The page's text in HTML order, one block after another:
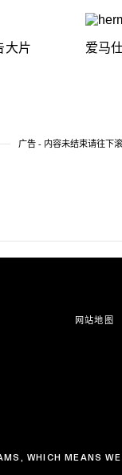
大片 爱马
广告 - 内容未结束请往下
网站地图
WHICH MEANS